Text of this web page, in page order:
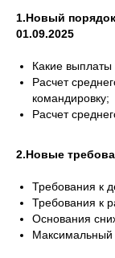
1.Новый
01.09.2025
Какие выплаты
Расчет
командировку;
Расчет
2.Новые
Требования к
Требования к
Основания
Максимальный